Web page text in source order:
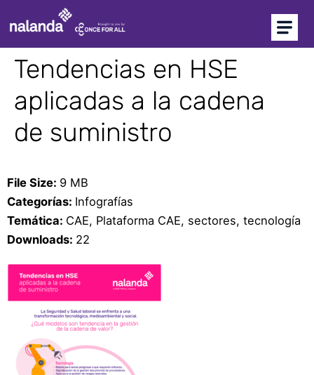
Soy comprador
Inicio
Plataforma CAE
Marketplace
Más soluciones
Soporte
Blog
Recursos
Tendencias en HSE
aplicadas a la cadena
de suministro
File Size: 9 MB
Categorías: Infografías
Temática: CAE, Plataforma CAE, sectores, tecnología
Downloads: 22